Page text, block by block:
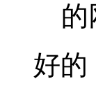
的
好的